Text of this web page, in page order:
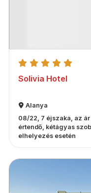
Solivia Hotel
Alanya
08/22, 7 éjszaka, az
értendő, kétágyas
elhelyezés esetén